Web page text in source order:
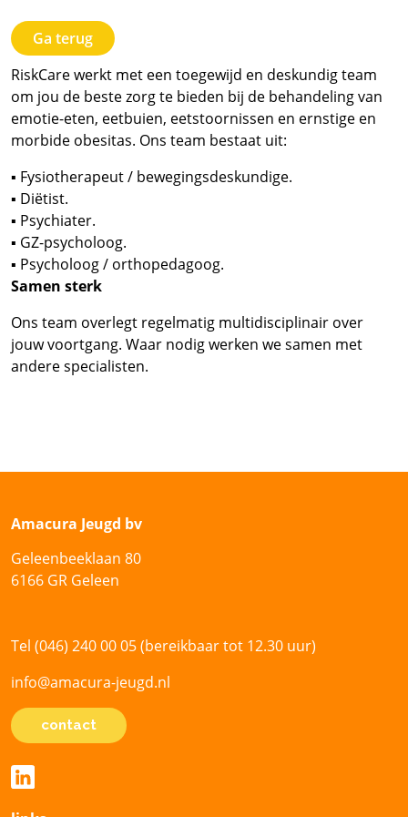
Ga terug
RiskCarewerkt met een toegewijd en deskundig team
om jou de beste zorg te bieden bij de behandeling van
emotie-eten, eetbuien, eetstoornissen en ernstige en
morbide obesitas. Ons team bestaat uit:
▪ Fysiotherapeut / bewegingsdeskundige.
▪ Diëtist.
▪ Psychiater.
▪ GZ-psycholoog.
▪ Psycholoog / orthopedagoog.
Samen sterk
Ons team overlegt regelmatig multidisciplinair over
jouw voortgang. Waar nodig werken we samen met
andere specialisten.
Amacura Jeugd bv
Geleenbeeklaan 80
6166 GR Geleen
Tel (046) 240 00 05 (bereikbaar tot 12.30 uur)
info@amacura-jeugd.nl
contact